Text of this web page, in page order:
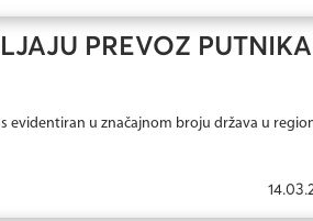
PREVOZ PUTNIKA I
evidentiran u značajnom broju država u